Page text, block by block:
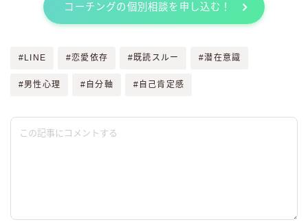
コーチングの個別相談を申し込む！
#LINE #恋愛依存 #既読スルー #潜在意識
#男性心理 #自分軸 #自己肯定感